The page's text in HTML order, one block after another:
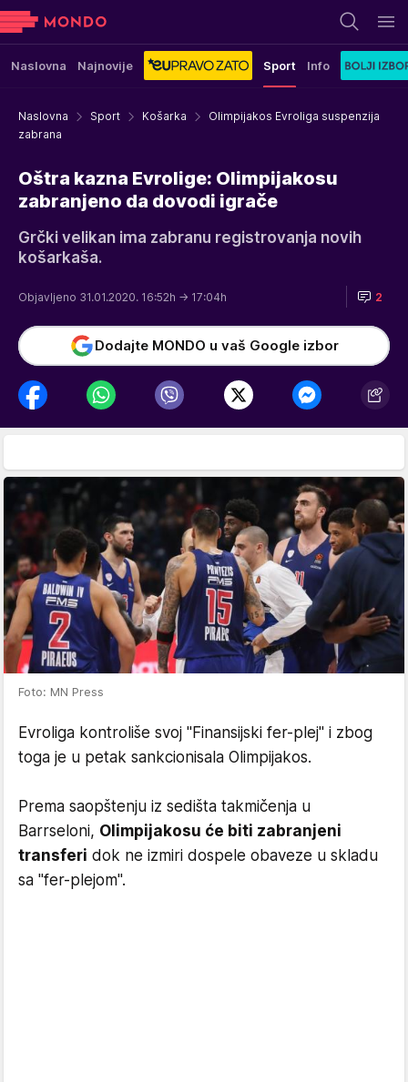
Naslovna Najnovije Sport Info
Naslovna Sport Košarka
Olimpijakos Evroliga suspenzija
zabrana
Oštra kazna Evrolige: Olimpijakosu
zabranjeno da dovodi igrače
Grčki velikan ima zabranu registrovanja novih
košarkaša.
Objavljeno 31.01.2020. 16:52h → 17:04h 2
Dodajte MONDO u vaš Google izbor
Foto: MN Press
Evroliga kontroliše svoj "Finansijski fer-plej" i zbog
toga je u petak sankcionisala Olimpijakos.
Prema saopštenju iz sedišta takmičenja u
Barrseloni, Olimpijakosu će biti zabranjeni
transferi dok ne izmiri dospele obaveze u skladu
sa "fer-plejom".